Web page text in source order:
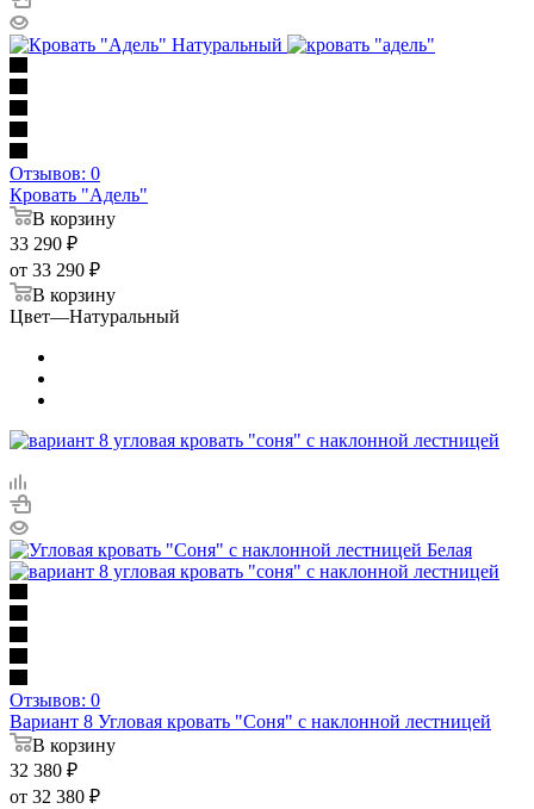
Отзывов: 0
Кровать "Адель"
В корзину
33 290 ₽
от 33 290 ₽
В корзину
Цвет—Натуральный
Отзывов: 0
Вариант 8 Угловая кровать "Соня" с наклонной лестницей
В корзину
32 380 ₽
от 32 380 ₽